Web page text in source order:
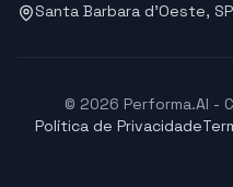
Santa Barbara d'Oeste,
© 2026 Performa.AI -
Política de Privacidade